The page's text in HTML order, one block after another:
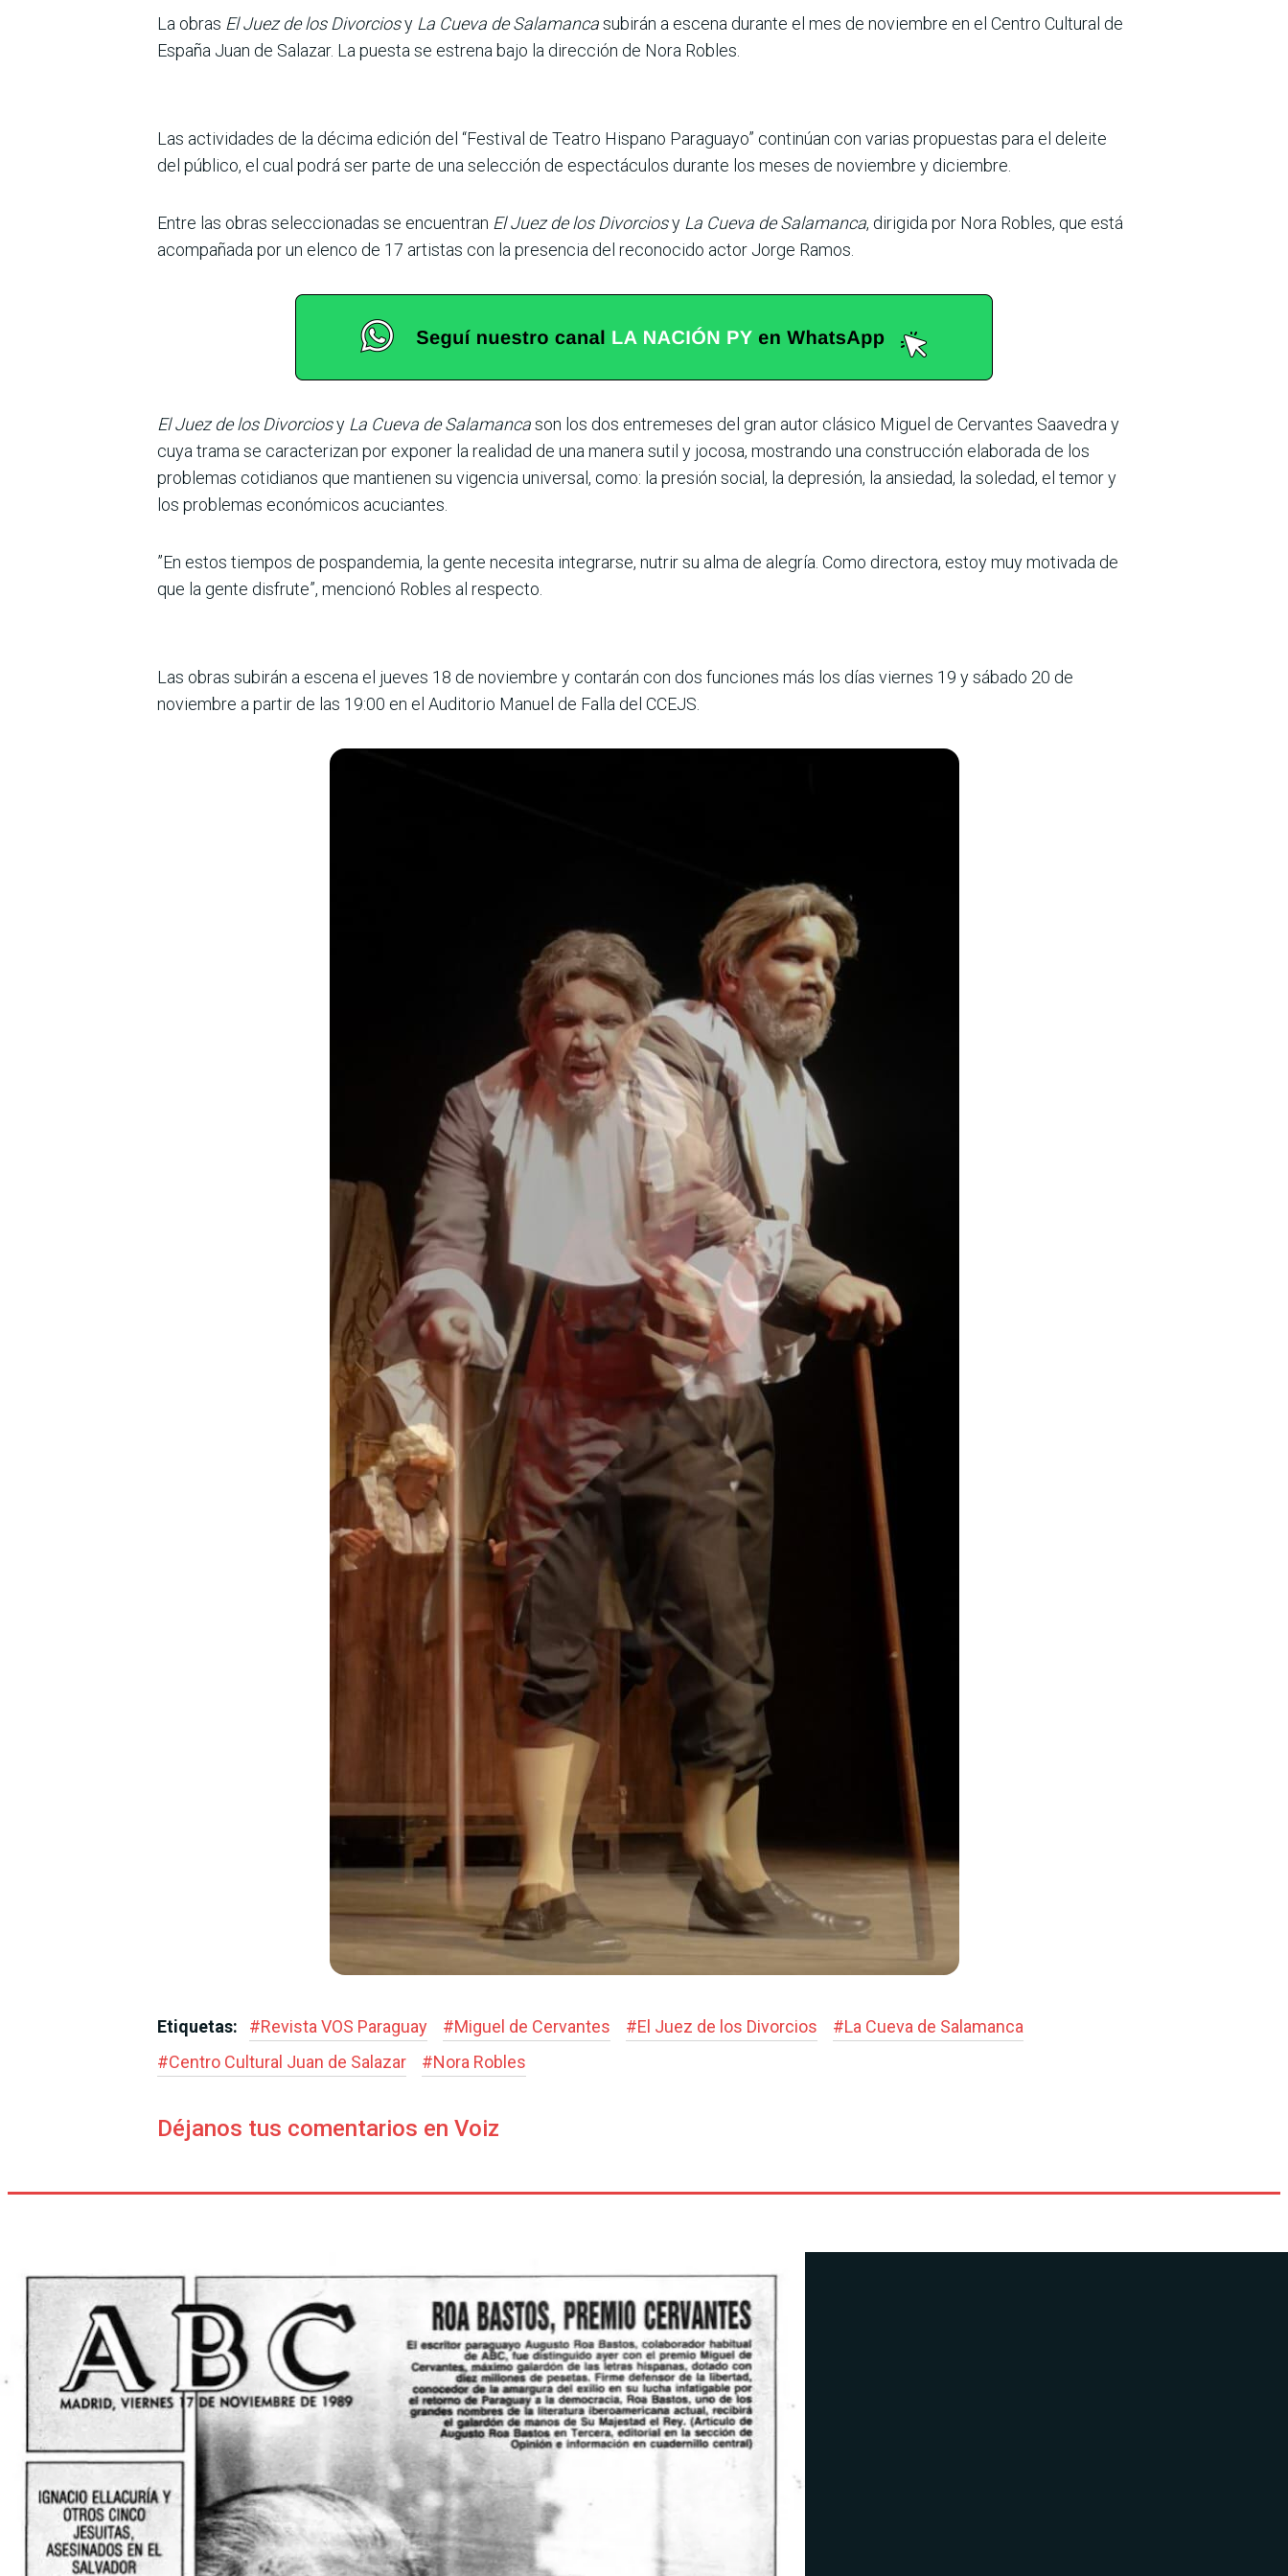
La obras El Juez de los Divorciosy La Cueva de Salamancasubirán a escena durante el mes de noviembre en el Centro Cultural de
España Juan de Salazar. La puesta se estrena bajo la dirección de Nora Robles.
Las actividades de la décima edición del “Festival de Teatro Hispano Paraguayo” continúan con varias propuestas para el deleite
del público, el cual podrá ser parte de una selección de espectáculos durante los meses de noviembre y diciembre.
Entre las obras seleccionadas se encuentran El Juez de los Divorciosy La Cueva de Salamanca, dirigida por Nora Robles, que está
acompañada por un elenco de 17 artistas con la presencia del reconocido actor Jorge Ramos.
El Juez de los Divorciosy La Cueva de Salamancason los dos entremeses del gran autor clásico Miguel de Cervantes Saavedra y
cuya trama se caracterizan por exponer la realidad de una manera sutil y jocosa, mostrando una construcción elaborada de los
problemas cotidianos que mantienen su vigencia universal, como: la presión social, la depresión, la ansiedad, la soledad, el temor y
los problemas económicos acuciantes.
”En estos tiempos de pospandemia, la gente necesita integrarse, nutrir su alma de alegría. Como directora, estoy muy motivada de
que la gente disfrute”, mencionó Robles al respecto.
Las obras subirán a escena el jueves 18 de noviembre y contarán con dos funciones más los días viernes 19 y sábado 20 de
noviembre a partir de las 19:00 en el Auditorio Manuel de Falla del CCEJS.
Etiquetas: #Revista VOS Paraguay #Miguel de Cervantes #El Juez de los Divorcios #La Cueva de Salamanca
#Centro Cultural Juan de Salazar #Nora Robles
Déjanos tus comentarios en Voiz